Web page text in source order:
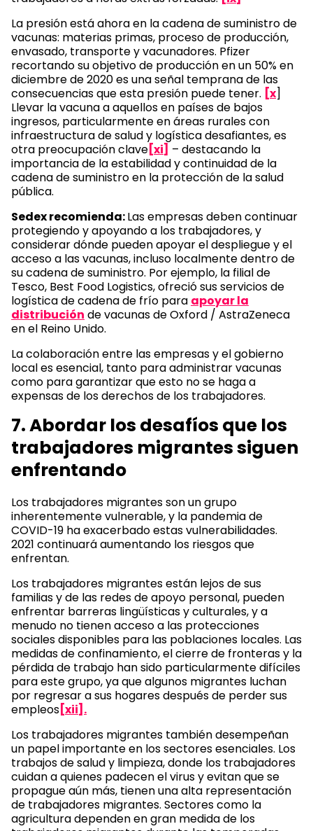
La presión está ahora en la cadena de suministro de
vacunas: materias primas, proceso de producción,
envasado, transporte y vacunadores. Pfizer
recortando su objetivo de producción en un 50% en
diciembre de 2020 es una señal temprana de las
consecuencias que esta presión puede tener. [x]
Llevar la vacuna a aquellos en países de bajos
ingresos, particularmente en áreas rurales con
infraestructura de salud y logística desafiantes, es
otra preocupación clave[xi] – destacando la
importancia de la estabilidad y continuidad de la
cadena de suministro en la protección de la salud
pública.
Sedex recomienda:Las empresas deben continuar
protegiendo y apoyando a los trabajadores, y
considerar dónde pueden apoyar el despliegue y el
acceso a las vacunas, incluso localmente dentro de
su cadena de suministro. Por ejemplo, la filial de
Tesco, Best Food Logistics, ofreció sus servicios de
logística de cadena de frío para apoyar la
distribución de vacunas de Oxford / AstraZeneca
en el Reino Unido.
La colaboración entre las empresas y el gobierno
local es esencial, tanto para administrar vacunas
como para garantizar que esto no se haga a
expensas de los derechos de los trabajadores.
7. Abordar los desafíos que los
trabajadores migrantes siguen
enfrentando
Los trabajadores migrantes son un grupo
inherentemente vulnerable, y la pandemia de
COVID-19 ha exacerbado estas vulnerabilidades.
2021 continuará aumentando los riesgos que
enfrentan.
Los trabajadores migrantes están lejos de sus
familias y de las redes de apoyo personal, pueden
enfrentar barreras lingüísticas y culturales, y a
menudo no tienen acceso a las protecciones
sociales disponibles para las poblaciones locales. Las
medidas de confinamiento, el cierre de fronteras y la
pérdida de trabajo han sido particularmente difíciles
para este grupo, ya que algunos migrantes luchan
por regresar a sus hogares después de perder sus
empleos[xii].
Los trabajadores migrantes también desempeñan
un papel importante en los sectores esenciales. Los
trabajos de salud y limpieza, donde los trabajadores
cuidan a quienes padecen el virus y evitan que se
propague aún más, tienen una alta representación
de trabajadores migrantes. Sectores como la
agricultura dependen en gran medida de los